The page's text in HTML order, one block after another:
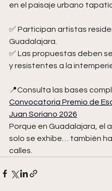
en el paisaje urbano
✅ Participan artistas
Guadalajara.
✅ Las propuestas deben
y resistentes a la
📍Consulta las bases
Convocatoria Premio de
Juan Soriano 2026
Porque en Guadalajara, el
solo se exhibe… también
calles.